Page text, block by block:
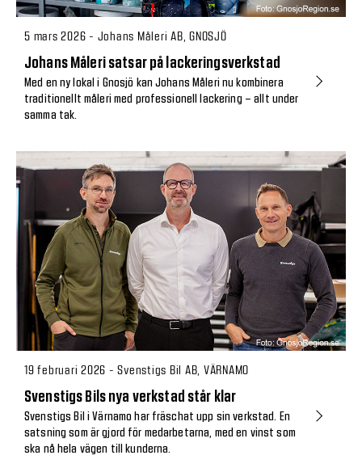
5 mars 2026 - Johans Måleri AB, GNOSJÖ
Johans Måleri satsar på lackeringsverkstad
Med en ny lokal i Gnosjö kan Johans Måleri nu kombinera
traditionellt måleri med professionell lackering – allt under
samma tak.
19 februari 2026 - Svenstigs Bil AB, VÄRNAMO
Svenstigs Bils nya verkstad står klar
Svenstigs Bil i Värnamo har fräschat upp sin verkstad. En
satsning som är gjord för medarbetarna, med en vinst som
ska nå hela vägen till kunderna.